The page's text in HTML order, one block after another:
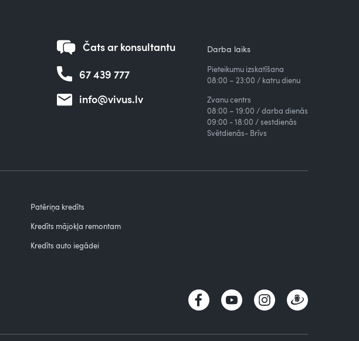
Čats ar konsultantu
67 439 777
info@vivus.lv
Darba laiks
Pieteikumu izskatīšana
08:00 – 23:00 / katru dienu
Zvanu centrs
08:00 – 19:00 / darba dienās
09:00 - 18:00 / sestdienās
Svētdienās- Brīvs
Patēriņa kredīts
Kredīts mājokļa remontam
Kredīts auto iegādei